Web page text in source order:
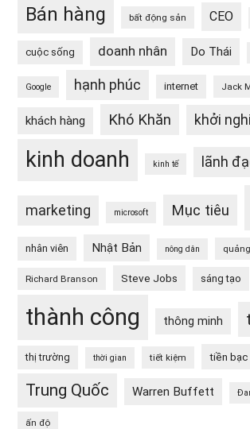
Bán hàng bất động sản CEO
cuộc sống doanh nhân Do Thái
Google hạnh phúc internet Jack
khách hàng Khó Khăn khởi
kinh doanh kinh tế lãnh
marketing microsoft Mục tiêu
nhân viên Nhật Bản nông dân
Richard Branson Steve Jobs sáng tạo
thành công thông minh
thị trường thời gian tiết kiệm tiền bạc
Trung Quốc Warren Buffett
ấn độ